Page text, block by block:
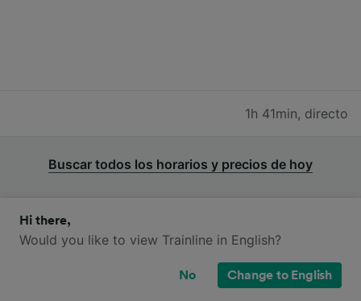
1h 41min, directo
Buscar todos los horarios y precios de hoy
Trenes TGV y SNCF de Caen a Ruan
Hi there,
Would you like to view Trainline in English?
No Change to English